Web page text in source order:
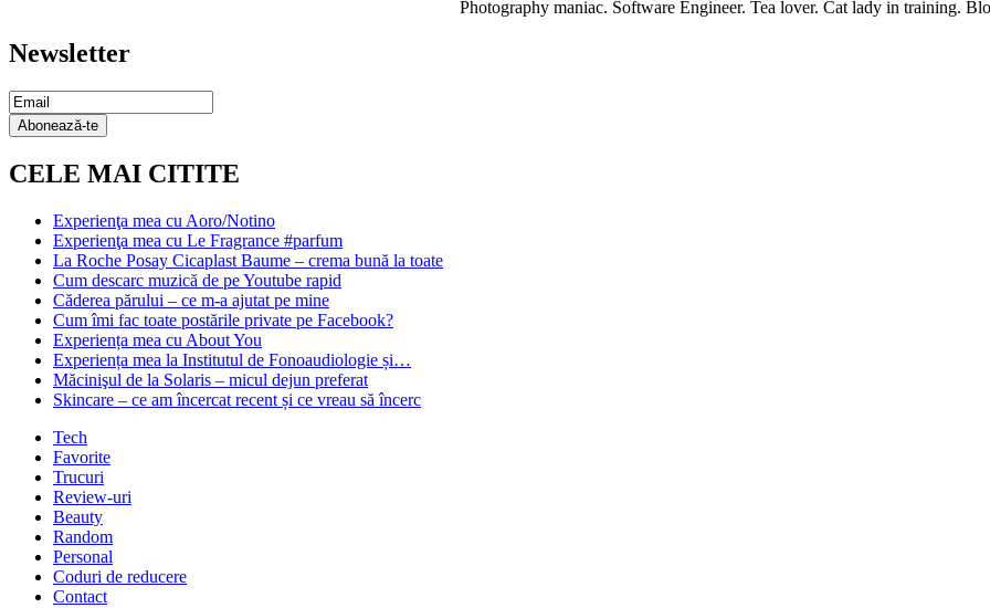
Photography maniac. Software Engineer. Tea lover. Cat lady in training.
Newsletter
Email
Subscription
Abonează-te
CELE MAI CITITE
Experienţa mea cu Aoro/Notino
Experienţa mea cu Le Fragrance #parfum
La Roche Posay Cicaplast Baume – crema bună la toate
Cum descarc muzică de pe Youtube rapid
Căderea părului – ce m-a ajutat pe mine
Cum îmi fac toate postările private pe Facebook?
Experiența mea cu About You
Experiența mea la Institutul de Fonoaudiologie și…
Măcinişul de la Solaris – micul dejun preferat
Skincare – ce am încercat recent și ce vreau să încerc
Tech
Favorite
Trucuri
Review-uri
Beauty
Random
Personal
Coduri de reducere
Contact